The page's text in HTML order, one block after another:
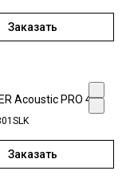
Заказать
Acoustic PRO 456
Заказать